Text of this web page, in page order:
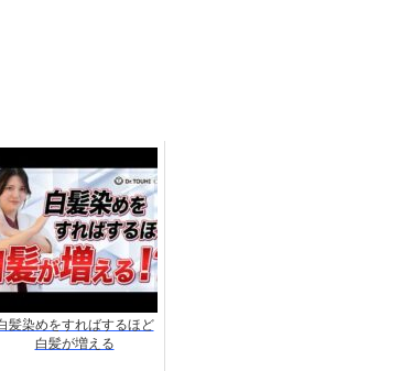
髪染めをすればするほど
白髪が増える